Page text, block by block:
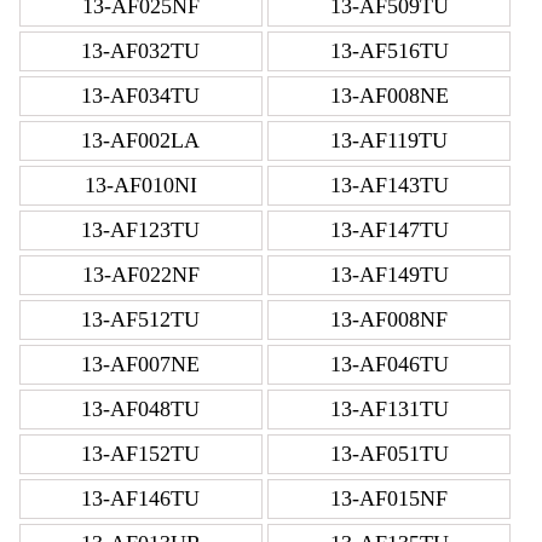
13-AF025NF
13-AF509TU
13-AF032TU
13-AF516TU
13-AF034TU
13-AF008NE
13-AF002LA
13-AF119TU
13-AF010NI
13-AF143TU
13-AF123TU
13-AF147TU
13-AF022NF
13-AF149TU
13-AF512TU
13-AF008NF
13-AF007NE
13-AF046TU
13-AF048TU
13-AF131TU
13-AF152TU
13-AF051TU
13-AF146TU
13-AF015NF